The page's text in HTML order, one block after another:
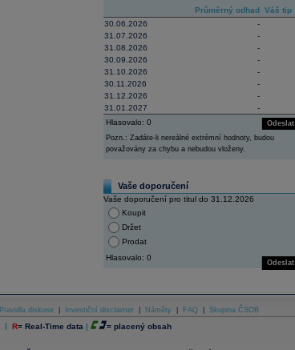
Průměrný odhad Váš tip
30.06.2026
-
31.07.2026
-
31.08.2026
-
30.09.2026
-
31.10.2026
-
30.11.2026
-
31.12.2026
-
31.01.2027
-
Odeslat
Hlasovalo: 0
Pozn.: Zadáte-li nereálné extrémní hodnoty, budou
považovány za chybu a nebudou vloženy.
Vaše doporučení
Vaše doporučení pro titul do 31.12.2026
Koupit
Držet
Prodat
Odeslat
Hlasovalo: 0
Pravidla diskuse Investiční disclaimer Náměty FAQ Skupina ČSOB
| R= Real-Time data | = placený obsah